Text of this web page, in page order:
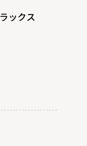
ックス